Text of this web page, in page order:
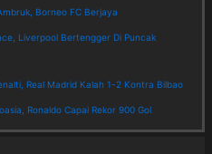
Borneo FC Berjaya
Liverpool Bertengger Di Puncak
Real Madrid Kalah 1-2 Kontra Bilbao
Ronaldo Capai Rekor 900 Gol